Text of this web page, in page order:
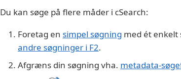
Du kan søge på flere måder i cSearch:
Foretag en simpel søgning med ét enkelt
andre søgninger i F2.
Afgræns din søgning vha. metadata-